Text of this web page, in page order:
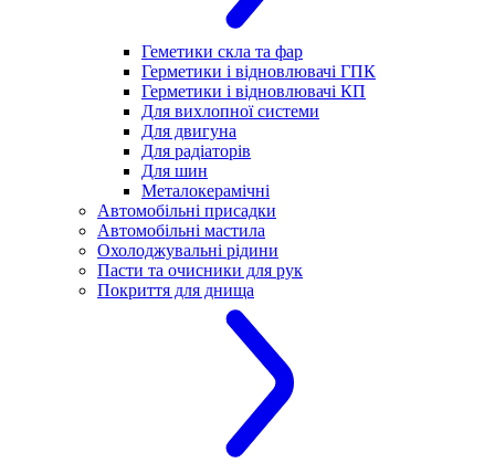
Геметики скла та фар
Герметики і відновлювачі ГПК
Герметики і відновлювачі КП
Для вихлопної системи
Для двигуна
Для радіаторів
Для шин
Металокерамічні
Автомобільні присадки
Автомобільні мастила
Охолоджувальні рідини
Пасти та очисники для рук
Покриття для днища